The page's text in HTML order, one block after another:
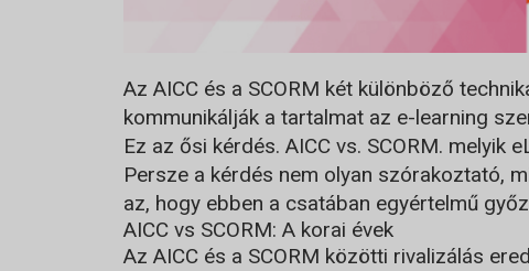
Az AICC és a SCORM két különböző
kommunikálják a tartalmat az e-learning
Ez az ősi kérdés. AICC vs. SCORM. melyik
Persze a kérdés nem olyan szórakoztató,
az, hogy ebben a csatában egyértelmű
AICC vs SCORM: A korai évek
Az AICC és a SCORM közötti rivalizálás